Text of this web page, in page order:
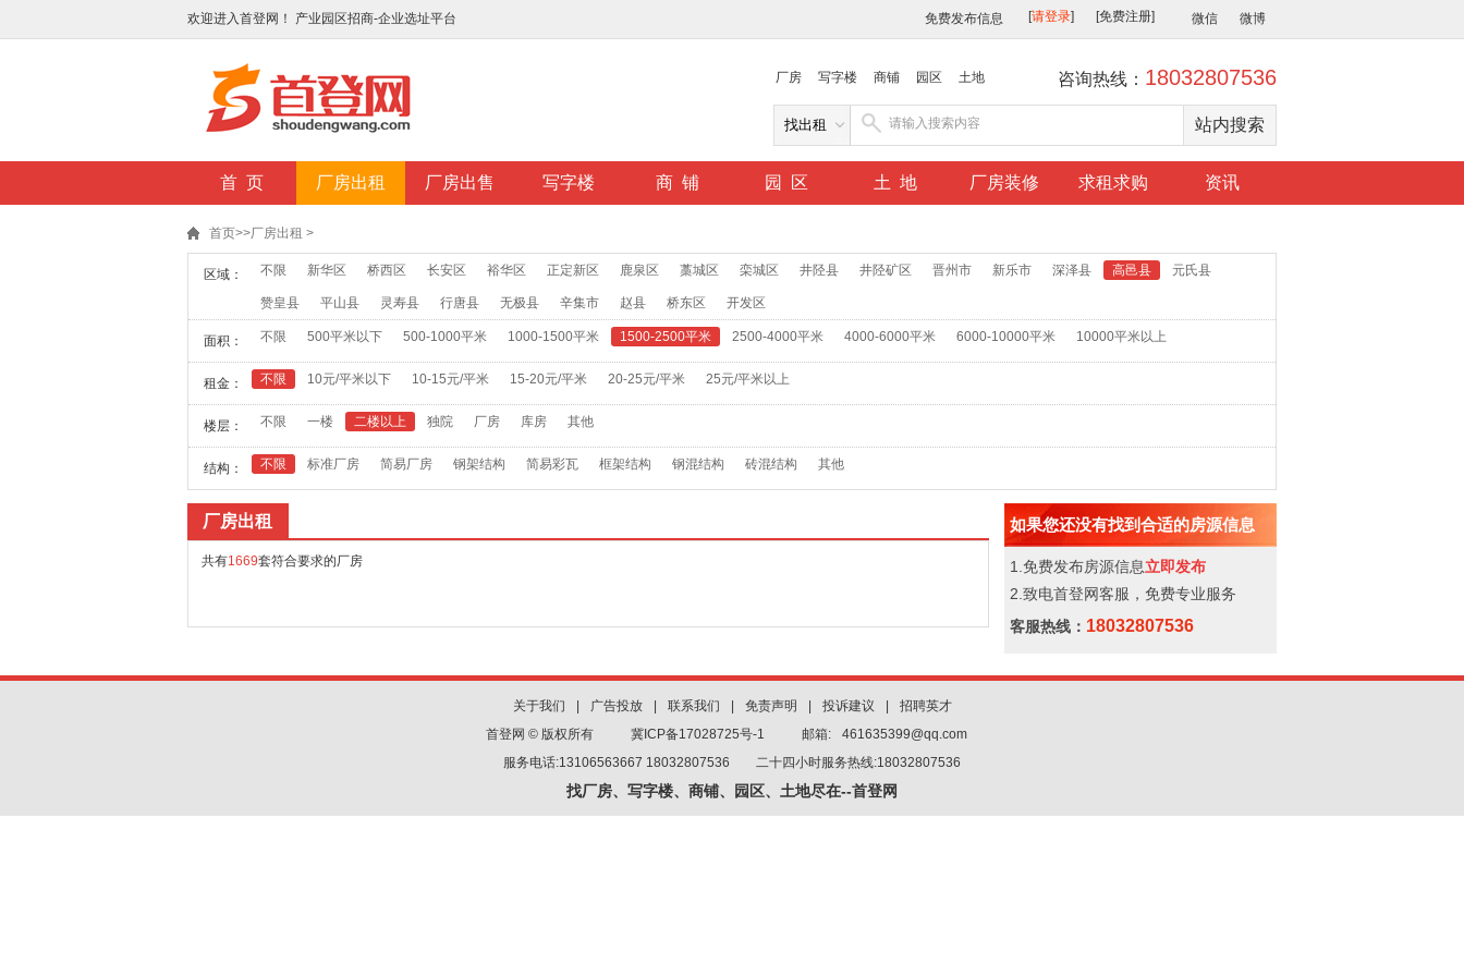
欢迎进入首登网！ 产业园区招商-企业选址平台 免费发布信息 微信 微博
厂房 写字楼 商铺 园区 土地 咨询热线： 18032807536
首 页 厂房出租 厂房出售 写字楼 商 铺 园 区 土 地 厂房装修 求租求购 资讯
首页>>厂房出租 >
区域： 不限 新华区 桥西区 长安区 裕华区 正定新区 鹿泉区 藁城区 栾城区 井陉县 井陉矿区 晋州市 新乐市 深泽县 高邑县 元氏县
赞皇县 平山县 灵寿县 行唐县 无极县 辛集市 赵县 桥东区 开发区
面积： 不限 500平米以下 500-1000平米 1000-1500平米 1500-2500平米 2500-4000平米 4000-6000平米 6000-10000平米 10000平米以上
租金： 不限 10元/平米以下 10-15元/平米 15-20元/平米 20-25元/平米 25元/平米以上
楼层： 不限 一楼 二楼以上 独院 厂房 库房 其他
结构： 不限 标准厂房 简易厂房 钢架结构 简易彩瓦 框架结构 钢混结构 砖混结构 其他
厂房出租
共有1669套符合要求的厂房
如果您还没有找到合适的房源信息
1.免费发布房源信息立即发布
2.致电首登网客服，免费专业服务
客服热线： 18032807536
关于我们 广告投放 联系我们 免责声明 投诉建议
招聘英才
首登网 © 版权所有
冀ICP备17028725号-1 邮箱:
461635399@qq.com
服务电话:13106563667 18032807536 二十四小时服务热线:18032807536
找厂房、写字楼、商铺、园区、土地尽在--首登网